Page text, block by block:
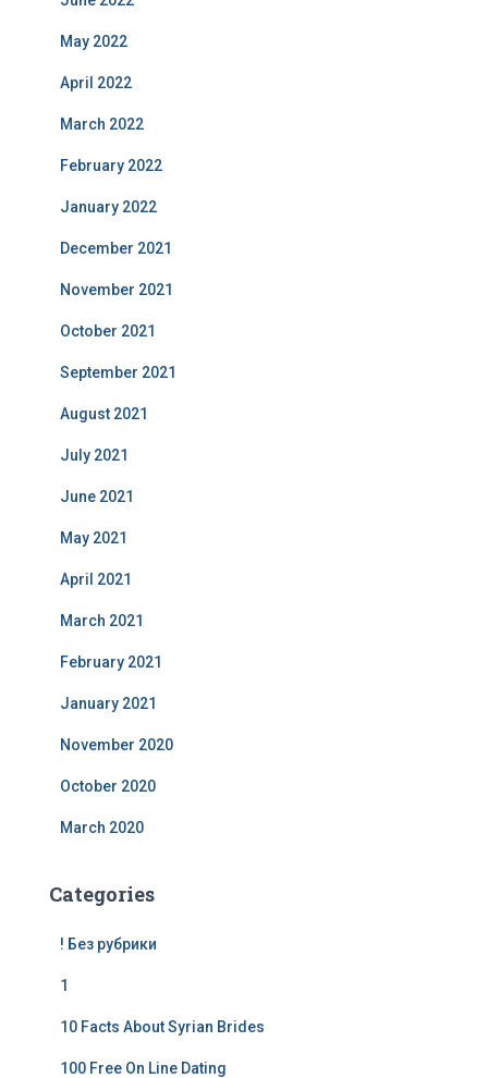
May 2022
April 2022
March 2022
February 2022
January 2022
December 2021
November 2021
October 2021
September 2021
August 2021
July 2021
June 2021
May 2021
April 2021
March 2021
February 2021
January 2021
November 2020
October 2020
March 2020
Categories
! Без рубрики
1
10 Facts About Syrian Brides
100 Free On Line Dating